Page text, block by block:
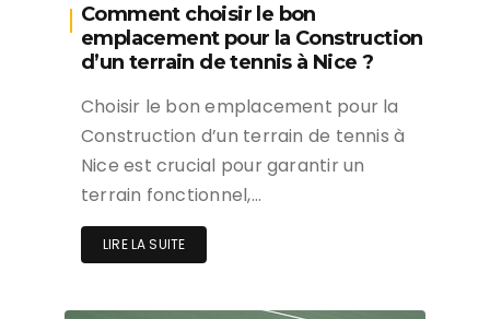
Comment choisir le bon
emplacement pour la Construction
d’un terrain de tennis à Nice ?
Choisir le bon emplacement pour la
Construction d’un terrain de tennis à
Nice est crucial pour garantir un
terrain fonctionnel,…
LIRE LA SUITE